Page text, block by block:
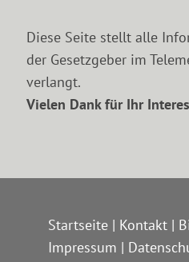
Diese Seite stellt alle
der Gesetzgeber im
verlangt.
Vielen Dank für Ihr
Startseite | Kontakt |
Impressum |